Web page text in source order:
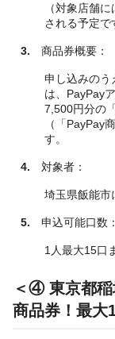
（対象店舗
される予定で
3. 商品券概要：
申し込みのう
は、PayPay
7,500円分の
（「PayPay
す。
4. 対象者：
埼玉県飯能市
5. 申込可能口数：
1人最大15口
＜④ 東京都
商品券！最大